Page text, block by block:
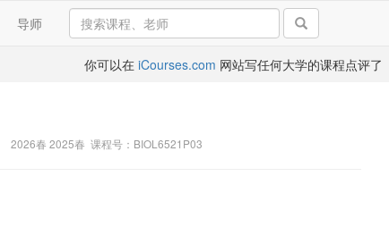
导师
你可以在 iCourses.com 网站写任何大学的课程点评了
2026春 2025春 课程号：BIOL6521P03